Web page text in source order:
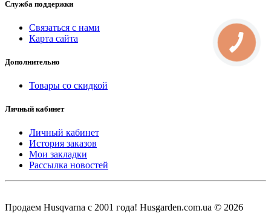
Служба поддержки
Связаться с нами
Карта сайта
Дополнительно
Товары со скидкой
Личный кабинет
Личный кабинет
История заказов
Мои закладки
Рассылка новостей
Продаем Нusqvarna c 2001 года! Husgarden.com.ua © 2026
КНОПКА
СВЯЗИ